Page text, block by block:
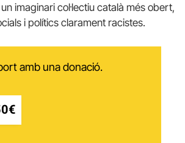
imaginari col·lectiu català més obert,
i polítics clarament racistes.
amb una donació.